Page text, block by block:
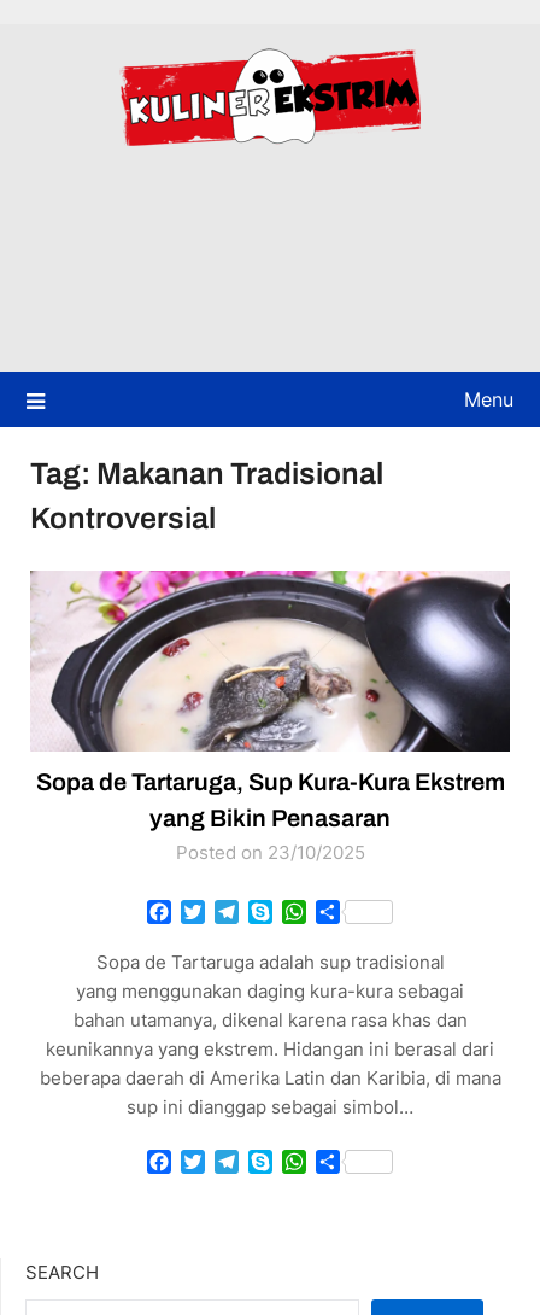
Menu
Tag: Makanan Tradisional
Kontroversial
Sopa de Tartaruga, Sup Kura-Kura Ekstrem
yang Bikin Penasaran
Posted on 23/10/2025
Facebook
TwitterTelegram
SkypeWhatsApp
Share
Sopa de Tartaruga adalah sup tradisional
yang menggunakan daging kura-kura sebagai
bahan utamanya, dikenal karena rasa khas dan
keunikannya yang ekstrem. Hidangan ini berasal dari
beberapa daerah di Amerika Latin dan Karibia, di mana
sup ini dianggap sebagai simbol…
Facebook
TwitterTelegram
SkypeWhatsApp
Share
SEARCH